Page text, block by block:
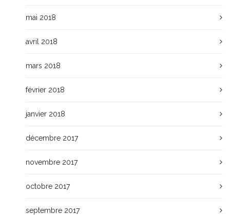
mai 2018
avril 2018
mars 2018
février 2018
janvier 2018
décembre 2017
novembre 2017
octobre 2017
septembre 2017